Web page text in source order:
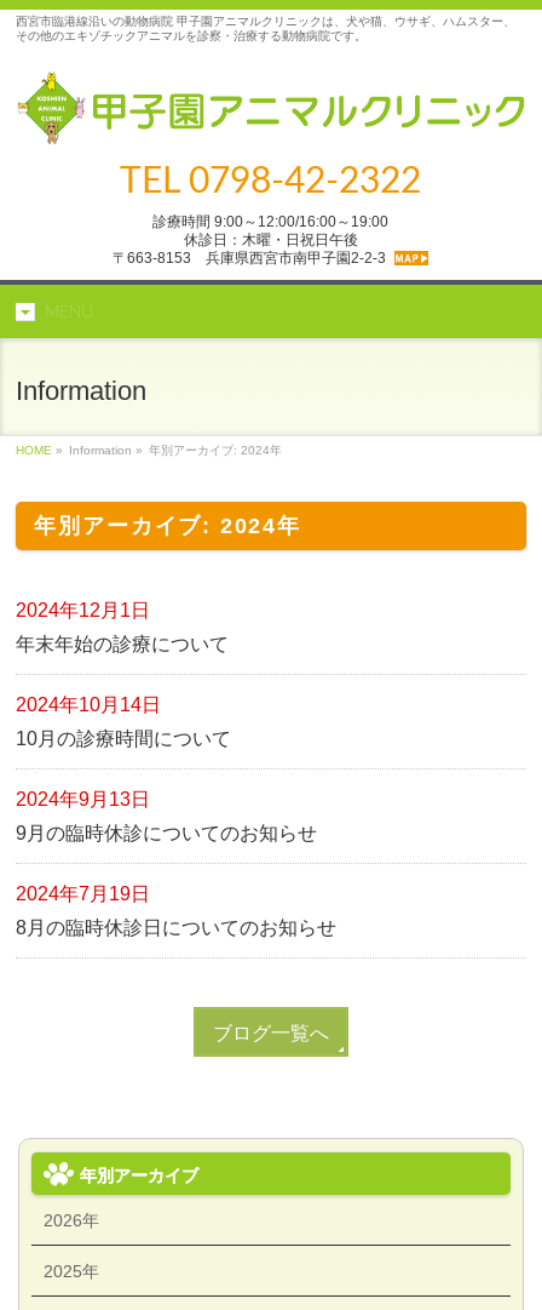
西宮市臨港線沿いの動物病院 甲子園アニマルクリニックは、犬や猫、ウサギ、ハムスター、
その他のエキゾチックアニマルを診察・治療する動物病院です。
TEL 0798-42-2322
診療時間 9:00～12:00/16:00～19:00
休診日：木曜・日祝日午後
〒663-8153 兵庫県西宮市南甲子園2‐2‐3
MENU
Information
HOME » Information » 年別アーカイブ: 2024年
年別アーカイブ: 2024年
2024年12月1日
年末年始の診療について
2024年10月14日
10月の診療時間について
2024年9月13日
9月の臨時休診についてのお知らせ
2024年7月19日
8月の臨時休診日についてのお知らせ
ブログ一覧へ
年別アーカイブ
2026年
2025年